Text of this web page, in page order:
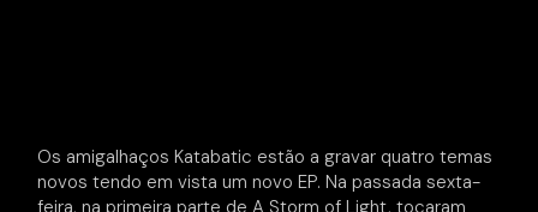
Os amigalhaços Katabatic estão a gravar quatro temas
novos tendo em vista um novo EP. Na passada sexta-
feira, na primeira parte de A Storm of Light, tocaram